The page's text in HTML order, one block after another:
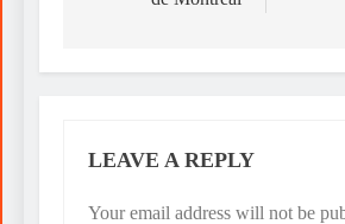
LEAVE A REPLY
Your email address will not be